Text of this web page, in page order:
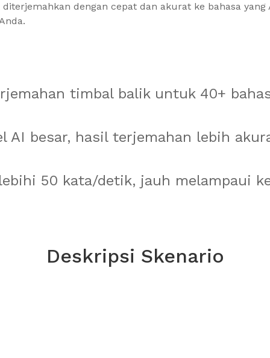
dengan cepat dan akurat ke bahasa yang
timbal balik untuk 40+
AI besar, hasil terjemahan lebih
50 kata/detik, jauh melampaui
Deskripsi Skenario